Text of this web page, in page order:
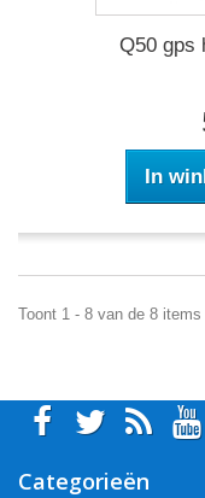
Q50 gps
In
Toont 1 - 8 van de 8 items
Categorieën